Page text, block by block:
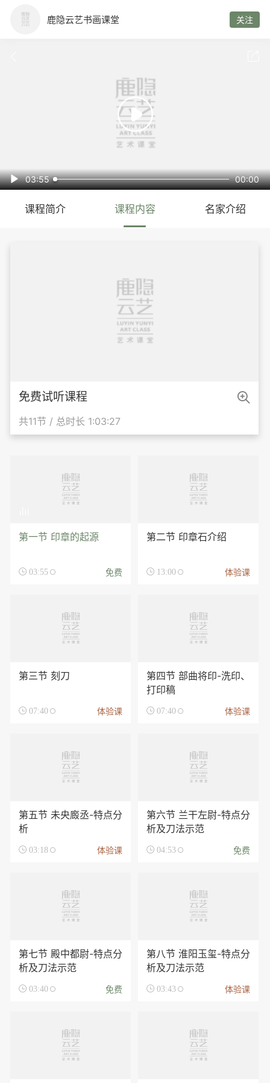
鹿隐云艺书画课堂 关注

 03:55 00:00
课程简介 课程内容 名家介绍
免费试听课程
共11节 / 总时长 1:03:27

第一节 印章的起源
 03:55 免费
第二节 印章石介绍
 13:00 体验课
第三节 刻刀
 07:40 体验课
第四节 部曲将印-洗印、
打印稿
 07:40 体验课
第五节 未央廄丞-特点分
析
 03:18 体验课
第六节 兰干左尉-特点分
析及刀法示范
 04:53 免费
第七节 殿中都尉-特点分
析及刀法示范
 03:40 免费
第八节 淮阳玉玺-特点分
析及刀法示范
 03:43 体验课